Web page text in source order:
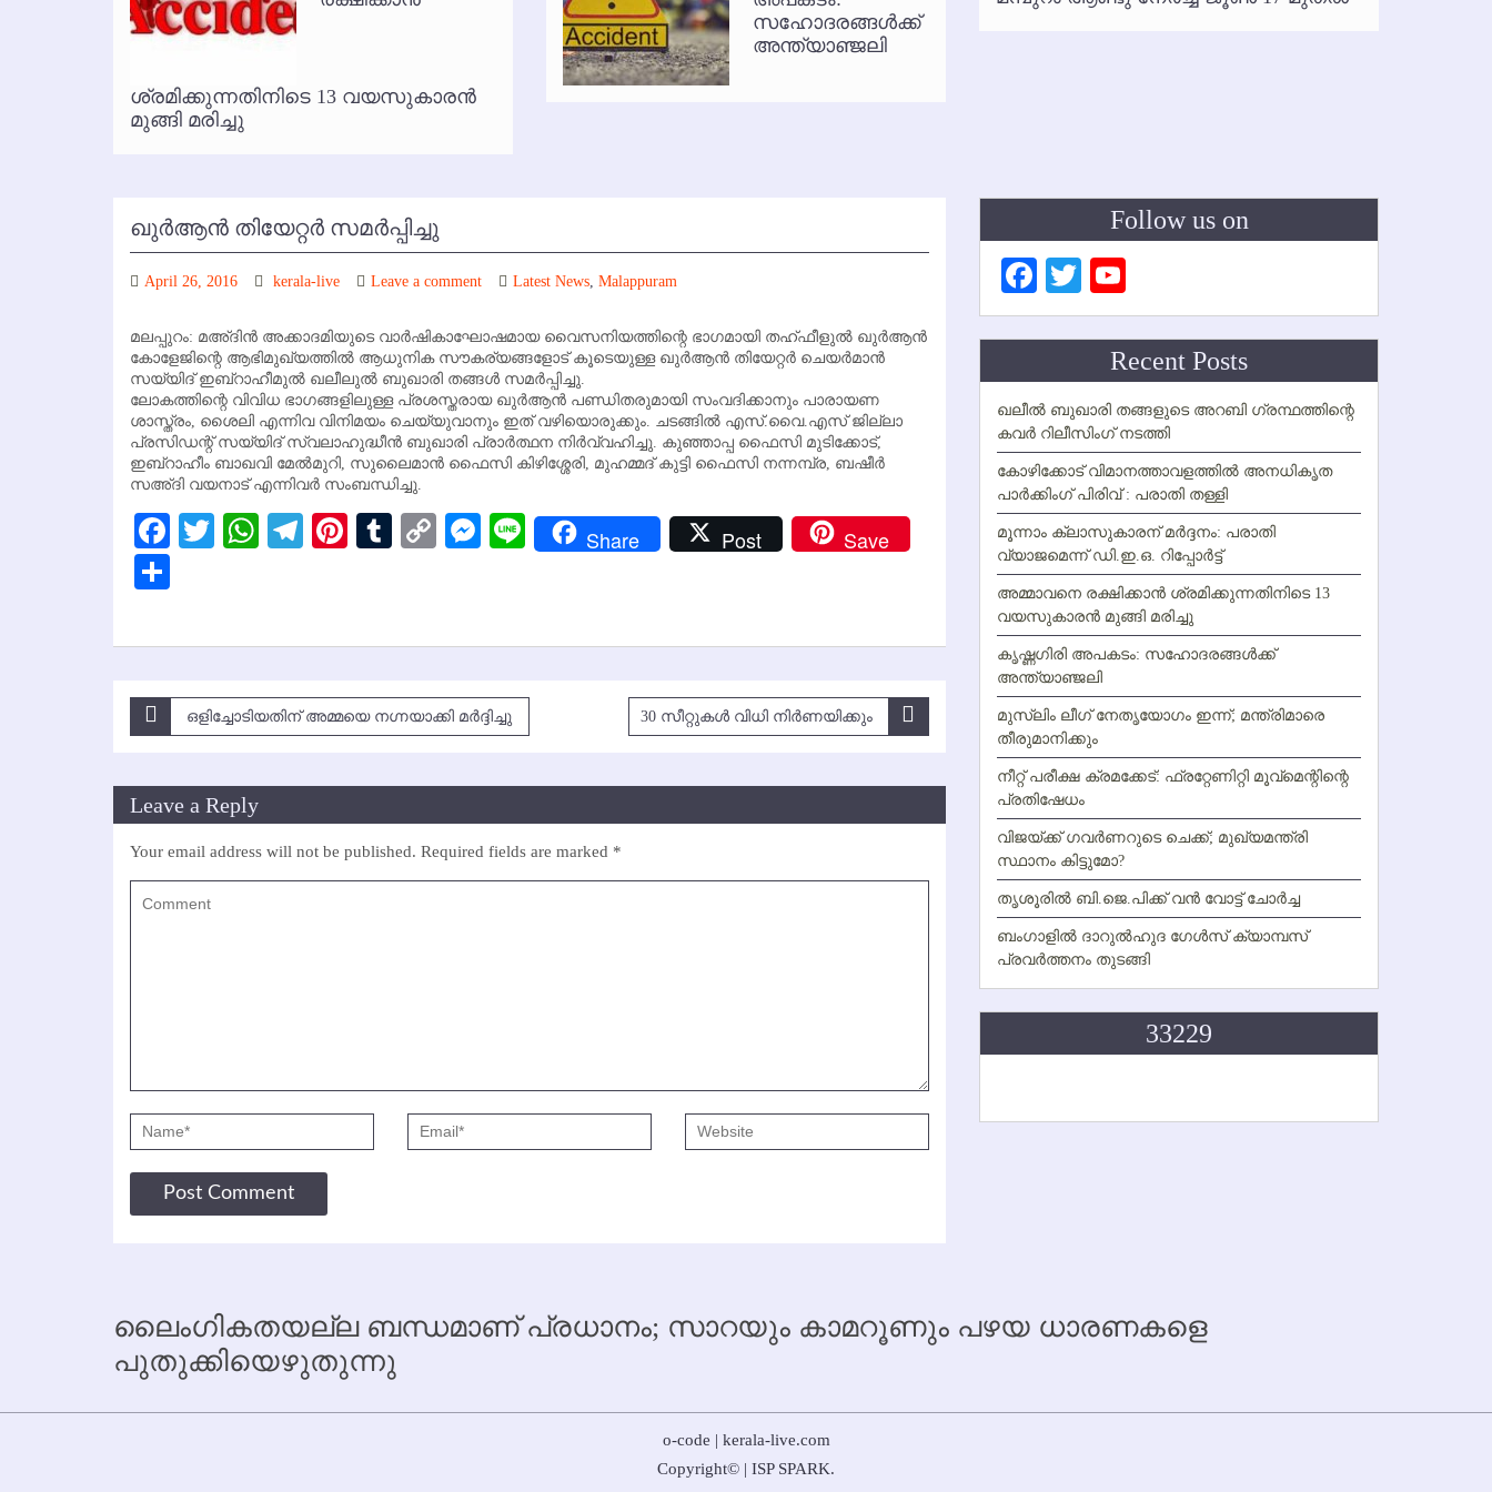
കോഴിക്കോട് വിമാനത്താവളത്തില്‍ അനധികൃത പാര്‍ക്കിംഗ് പിരിവ് : പരാതി തള്ളി
ശ്രമിക്കുന്നതിനിടെ 13 വയസുകാരന്‍
മുങ്ങി മരിച്ചു
സഹോദരങ്ങള്‍ക്ക്
അന്ത്യാഞ്ജലി
ഖുര്‍ആന്‍ തിയേറ്റര്‍ സമര്‍പ്പിച്ചു
April 26, 2016 kerala-live Leave a comment Latest News, Malappuram
മലപ്പുറം: മഅ്ദിന്‍ അക്കാദമിയുടെ വാര്‍ഷികാഘോഷമായ വൈസനിയത്തിന്റെ ഭാഗമായി തഹ്ഫീളുല്‍ ഖുര്‍ആന്‍
കോളേജിന്റെ ആഭിമുഖ്യത്തില്‍ ആധുനിക സൗകര്യങ്ങളോട് കൂടെയുള്ള ഖുര്‍ആന്‍ തിയേറ്റര്‍ ചെയര്‍മാന്‍
സയ്യിദ് ഇബ്‌റാഹീമുല്‍ ഖലീലുല്‍ ബുഖാരി തങ്ങള്‍ സമര്‍പ്പിച്ചു.
ലോകത്തിന്റെ വിവിധ ഭാഗങ്ങളിലുള്ള പ്രശസ്തരായ ഖുര്‍ആന്‍ പണ്ഡിതരുമായി സംവദിക്കാനും പാരായണ
ശാസ്ത്രം, ശൈലി എന്നിവ വിനിമയം ചെയ്യുവാനും ഇത് വഴിയൊരുക്കും. ചടങ്ങില്‍ എസ്.വൈ.എസ് ജില്ലാ
പ്രസിഡന്റ് സയ്യിദ് സ്വലാഹുദ്ധീന്‍ ബുഖാരി പ്രാര്‍ത്ഥന നിര്‍വ്വഹിച്ചു. കുഞ്ഞാപ്പ ഫൈസി മുടിക്കോട്,
ഇബ്‌റാഹീം ബാഖവി മേല്‍മുറി, സുലൈമാന്‍ ഫൈസി കിഴിശ്ശേരി, മുഹമ്മദ് കുട്ടി ഫൈസി നന്നമ്പ്ര, ബഷീര്‍
സഅ്ദി വയനാട് എന്നിവര്‍ സംബന്ധിച്ചു.
Facebook
TwitterWhatsApp
Telegram
Pinterest
Tumblr
CopyMessenger
LineShare Post Save
Post
ഒളിച്ചോടിയതിന് അമ്മയെ നഗ്നയാക്കി മര്‍ദ്ദിച്ചു 30 സീറ്റുകള്‍ വിധി നിര്‍ണയിക്കും
Leave a Reply
Your email address will not be published. Required fields are marked *
Follow us on
Facebook
Twitter
Channel
Recent Posts
ഖലീല്‍ ബുഖാരി തങ്ങളുടെ അറബി ഗ്രന്ഥത്തിന്റെ
കവര്‍ റിലീസിംഗ് നടത്തി
കോഴിക്കോട് വിമാനത്താവളത്തില്‍ അനധികൃത
പാര്‍ക്കിംഗ് പിരിവ് : പരാതി തള്ളി
മൂന്നാം ക്ലാസുകാരന് മര്‍ദ്ദനം: പരാതി
വ്യാജമെന്ന് ഡി.ഇ.ഒ. റിപ്പോര്‍ട്ട്
അമ്മാവനെ രക്ഷിക്കാന്‍ ശ്രമിക്കുന്നതിനിടെ 13
വയസുകാരന്‍ മുങ്ങി മരിച്ചു
കൃഷ്ണഗിരി അപകടം: സഹോദരങ്ങള്‍ക്ക്
അന്ത്യാഞ്ജലി
മുസ്ലിം ലീഗ് നേതൃയോഗം ഇന്ന്; മന്ത്രിമാരെ
തീരുമാനിക്കും
നീറ്റ് പരീക്ഷ ക്രമക്കേട്: ഫ്രറ്റേണിറ്റി മൂവ്‌മെന്റിന്റെ
പ്രതിഷേധം
വിജയ്ക്ക് ഗവര്‍ണറുടെ ചെക്ക്; മുഖ്യമന്ത്രി
സ്ഥാനം കിട്ടുമോ?
തൃശൂരില്‍ ബി.ജെ.പിക്ക് വന്‍ വോട്ട് ചോര്‍ച്ച
ബംഗാളില്‍ ദാറുല്‍ഹുദ ഗേള്‍സ് ക്യാമ്പസ്
പ്രവര്‍ത്തനം തുടങ്ങി
33229
ലൈംഗികതയല്ല ബന്ധമാണ് പ്രധാനം; സാറയും കാമറൂണും പഴയ ധാരണകളെ
പുതുക്കിയെഴുതുന്നു
o-code | kerala-live.com
Copyright© | ISP SPARK.